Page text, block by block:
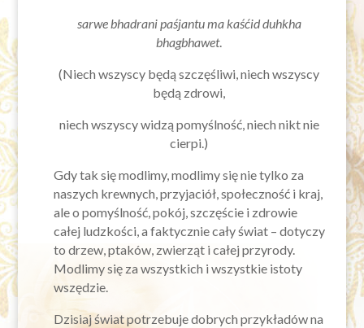
sarwe bhadrani paśjantu ma kaśćid duhkha
bhagbhawet.
(Niech wszyscy będą szczęśliwi, niech wszyscy
będą zdrowi,
niech wszyscy widzą pomyślność, niech nikt nie
cierpi.)
Gdy tak się modlimy, modlimy się nie tylko za
naszych krewnych, przyjaciół, społeczność i kraj,
ale o pomyślność, pokój, szczęście i zdrowie
całej ludzkości, a faktycznie cały świat – dotyczy
to drzew, ptaków, zwierząt i całej przyrody.
Modlimy się za wszystkich i wszystkie istoty
wszędzie.
Dzisiaj świat potrzebuje dobrych przykładów na